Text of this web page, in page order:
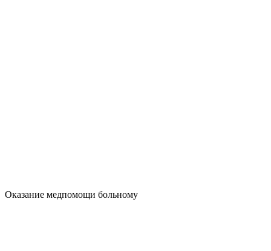
Оказание медпомощи больному